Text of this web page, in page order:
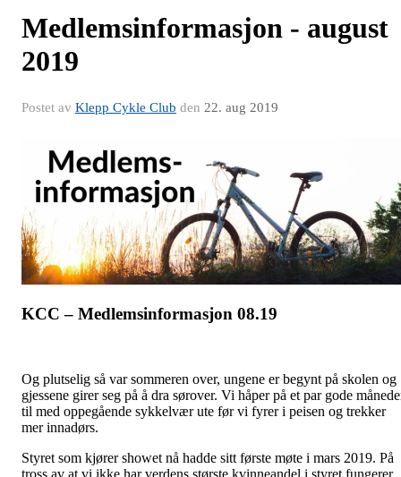
Medlemsinformasjon - august
2019
Postet av Klepp Cykle Club den 22. aug 2019
KCC – Medlemsinformasjon 08.19
Og plutselig så var sommeren over, ungene er begynt på skolen og
gjessene girer seg på å dra sørover. Vi håper på et par gode
til med oppegående sykkelvær ute før vi fyrer i peisen og trekker
mer innadørs.
Styret som kjører showet nå hadde sitt første møte i mars 2019. På
tross av at vi ikke har verdens største kvinneandel i styret fungerer